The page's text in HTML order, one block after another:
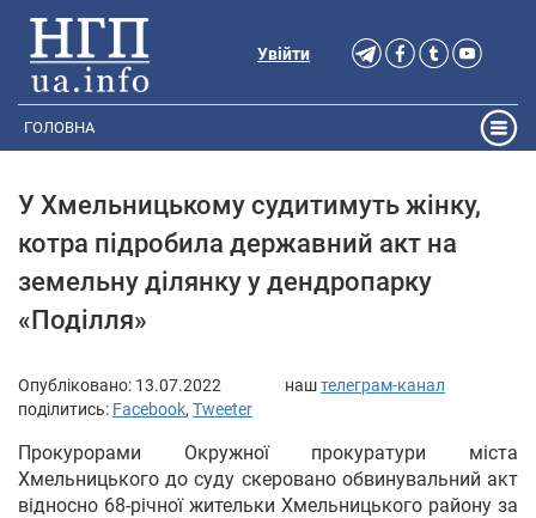
Увійти
ГОЛОВНА
У Хмельницькому судитимуть жінку,
котра підробила державний акт на
земельну ділянку у дендропарку
«Поділля»
Опубліковано: 13.07.2022 наштелеграм-канал
поділитись: Facebook, Tweeter
Прокурорами Окружної прокуратури міста
Хмельницького до суду скеровано обвинувальний акт
відносно 68-річної жительки Хмельницького району за